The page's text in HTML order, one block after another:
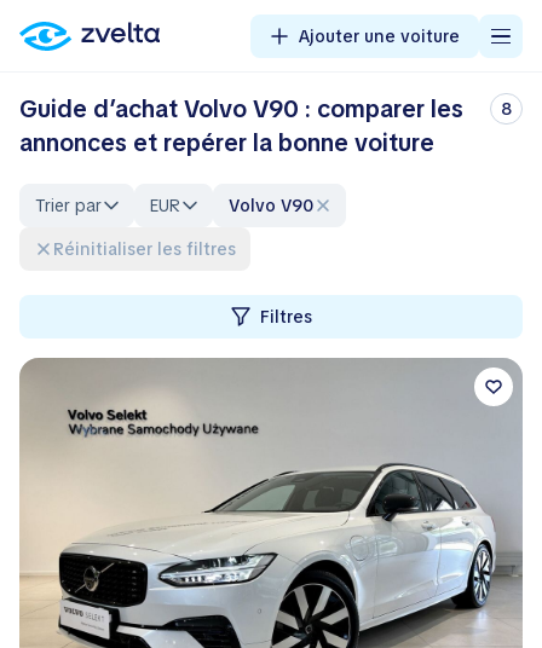
Ajouter une voiture
Guide d’achat Volvo V90 : comparer les
annonces et repérer la bonne voiture
8
Trier par EUR
Volvo V90
Réinitialiser les filtres
Filtres